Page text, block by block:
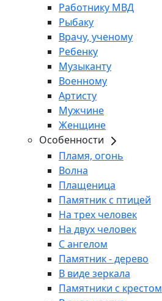
Работнику МВД
Рыбаку
Врачу, ученому
Ребенку
Музыканту
Военному
Артисту
Мужчине
Женщине
Особенности
Пламя, огонь
Волна
Плащеница
Памятник с птицей
На трех человек
На двух человек
С ангелом
Памятник - дерево
В виде зеркала
Памятники с крестом